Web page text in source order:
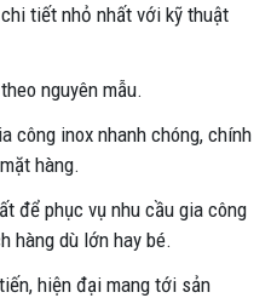
tiết nhỏ nhất với kỹ thuật
nguyên mẫu.
công inox nhanh chóng, chính
hàng.
để phục vụ nhu cầu gia công
hàng dù lớn hay bé.
hiện đại mang tới sản